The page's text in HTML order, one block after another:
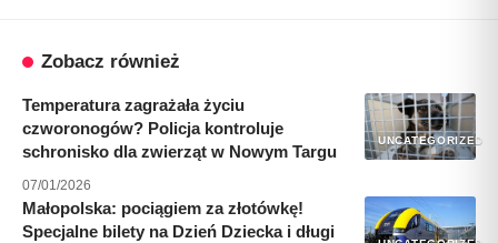
Zobacz również
UNCATEGORIZED
Temperatura zagrażała życiu
czworonogów? Policja kontroluje
schronisko dla zwierząt w Nowym Targu
07/01/2026
Małopolska: pociągiem za złotówkę!
Specjalne bilety na Dzień Dziecka i długi